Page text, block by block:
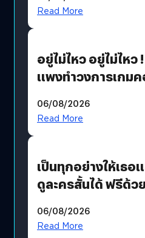
แนวทางปรับตัวสู่เศ
Read More
อยู่ไม่ไหว อยู่ไม่ไหว
แพงทำวงการเกม
?
06/08/2026
Read More
เป็นทุกอย่างให้เธอ
ดูละครสั้นได้ ฟรีด้ว
06/08/2026
Read More